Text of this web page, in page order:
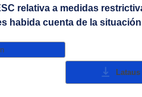
relativa a medidas
habida cuenta de la